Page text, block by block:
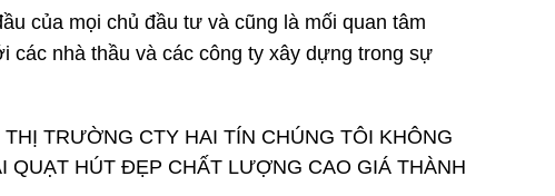
của mọi chủ đầu tư và cũng là mối quan tâm
nhà thầu và các công ty xây dựng trong sự
THỊ TRƯỜNG CTY HAI TÍN CHÚNG TÔI KHÔNG
QUẠT HÚT ĐẸP CHẤT LƯỢNG CAO GIÁ THÀNH